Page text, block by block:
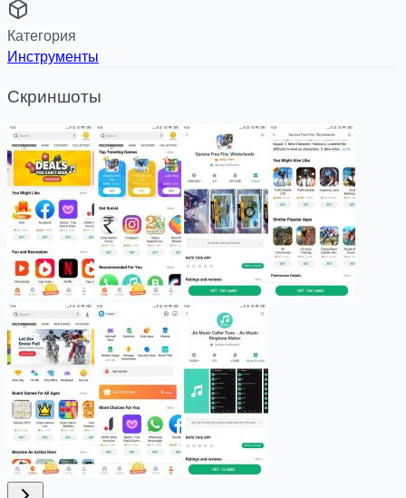
Категория
Инструменты
Скриншоты